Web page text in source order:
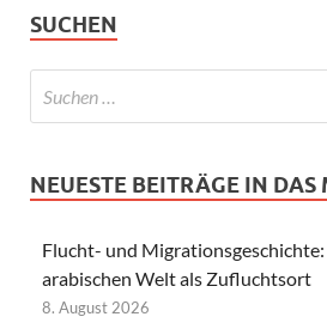
SUCHEN
NEUESTE BEITRÄGE IN DAS
Flucht- und
arabischen Welt als Zufluchtsort
8. August 2026